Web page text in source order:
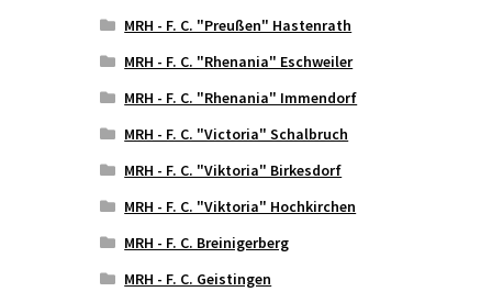
MRH - F. C. "Preußen" Hastenrath
MRH - F. C. "Rhenania" Eschweiler
MRH - F. C. "Rhenania" Immendorf
MRH - F. C. "Victoria" Schalbruch
MRH - F. C. "Viktoria" Birkesdorf
MRH - F. C. "Viktoria" Hochkirchen
MRH - F. C. Breinigerberg
MRH - F. C. Geistingen